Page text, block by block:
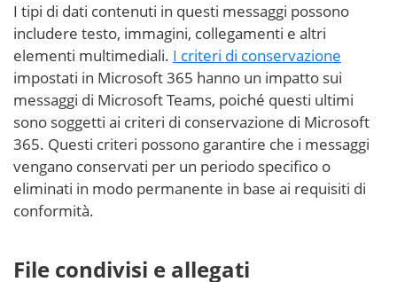
I tipi di dati contenuti in questi messaggi possono
includere testo, immagini, collegamenti e altri
elementi multimediali. I criteri di conservazione
impostati in Microsoft 365 hanno un impatto sui
messaggi di Microsoft Teams, poiché questi ultimi
sono soggetti ai criteri di conservazione di Microsoft
365. Questi criteri possono garantire che i messaggi
vengano conservati per un periodo specifico o
eliminati in modo permanente in base ai requisiti di
conformità.
File condivisi e allegati